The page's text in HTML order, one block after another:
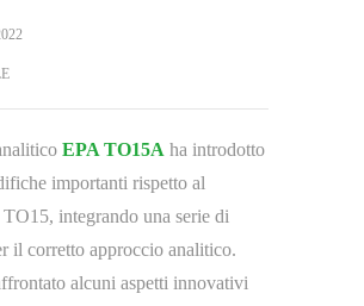
EPA TO15A ha introdotto
importanti rispetto al
TO15, integrando una serie di
il corretto approccio analitico.
alcuni aspetti innovativi